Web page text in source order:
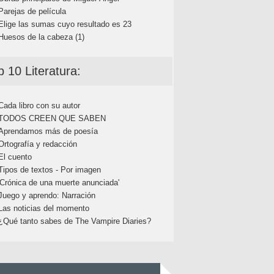
de película
las sumas cuyo resultado es 23
de la cabeza (1)
10 Literatura:
libro con su autor
CREEN QUE SABEN
más de poesía
y redacción
cuento
de textos - Por imagen
de una muerte anunciada'
y aprendo: Narración
noticias del momento
tanto sabes de The Vampire Diaries?